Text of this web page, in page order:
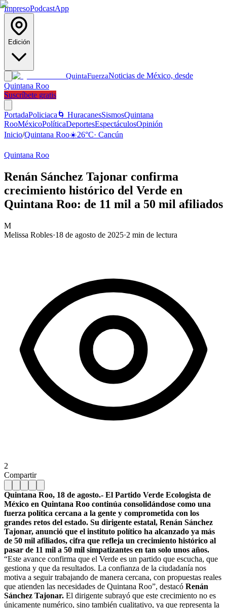
ImpresoPodcastApp
Edición
QuintaFuerzaNoticias de México, desde
Quintana Roo
Suscríbete gratis
PortadaPoliciaca 🌀 HuracanesSismosQuintana
RooMéxicoPolíticaDeportesEspectáculosOpinión
Inicio/Quintana Roo☀️26°C· Cancún
Quintana Roo
Renán Sánchez Tajonar confirma
crecimiento histórico del Verde en
Quintana Roo: de 11 mil a 50 mil afiliados
M
Melissa Robles·18 de agosto de 2025·2 min de lectura
2
Compartir
Quintana Roo, 18 de agosto.- El Partido Verde Ecologista de
México en Quintana Roo continúa consolidándose como una
fuerza política cercana a la gente y comprometida con los
grandes retos del estado. Su dirigente estatal, Renán Sánchez
Tajonar, anunció que el instituto político ha alcanzado ya más
de 50 mil afiliados, cifra que refleja un crecimiento histórico al
pasar de 11 mil a 50 mil simpatizantes en tan solo unos años.
“Este avance confirma que el Verde es un partido que escucha, que
gestiona y que da resultados. La confianza de la ciudadanía nos
motiva a seguir trabajando de manera cercana, con propuestas reales
que atienden las necesidades de Quintana Roo”, destacó Renán
Sánchez Tajonar. El dirigente subrayó que este crecimiento no es
únicamente numérico, sino también cualitativo, ya que representa la